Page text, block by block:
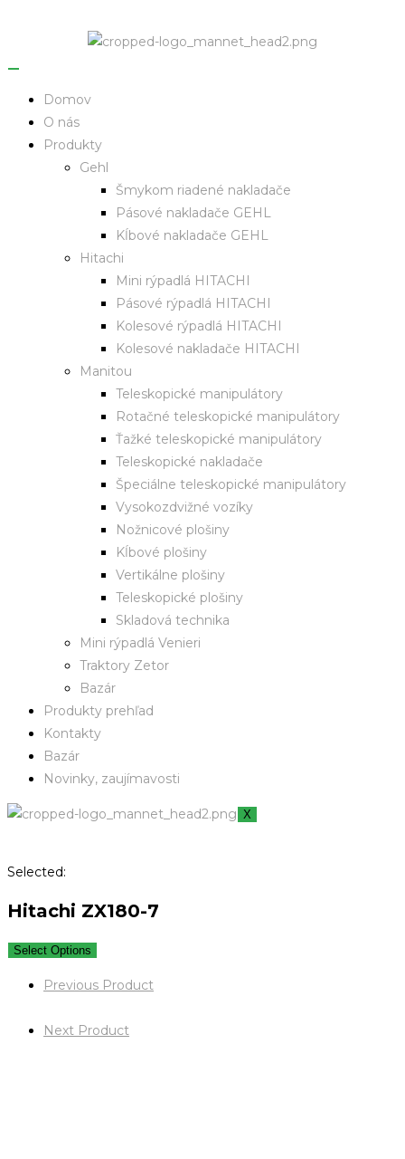
Domov
O nás
Produkty
Gehl
Šmykom riadené nakladače
Pásové nakladače GEHL
Kĺbové nakladače GEHL
Hitachi
Mini rýpadlá HITACHI
Pásové rýpadlá HITACHI
Kolesové rýpadlá HITACHI
Kolesové nakladače HITACHI
Manitou
Teleskopické manipulátory
Rotačné teleskopické manipulátory
Ťažké teleskopické manipulátory
Teleskopické nakladače
Špeciálne teleskopické manipulátory
Vysokozdvižné vozíky
Nožnicové plošiny
Kĺbové plošiny
Vertikálne plošiny
Teleskopické plošiny
Skladová technika
Mini rýpadlá Venieri
Traktory Zetor
Bazár
Produkty prehľad
Kontakty
Bazár
Novinky, zaujímavosti
X
Selected:
Hitachi ZX180-7
Select Options
Previous Product
Next Product